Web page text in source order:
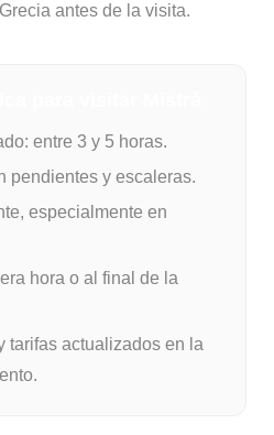
antes de la visita.
entre 3 y 5 horas.
pendientes y escaleras.
especialmente en
hora o al final de la
actualizados en la